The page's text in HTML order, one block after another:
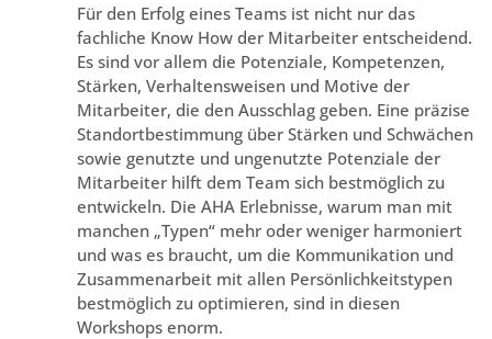
Für den Erfolg eines Teams ist nicht nur das
fachliche Know How der Mitarbeiter entscheidend.
Es sind vor allem die Potenziale, Kompetenzen,
Stärken, Verhaltensweisen und Motive der
Mitarbeiter, die den Ausschlag geben. Eine präzise
Standortbestimmung über Stärken und Schwächen
sowie genutzte und ungenutzte Potenziale der
Mitarbeiter hilft dem Team sich bestmöglich zu
entwickeln. Die AHA Erlebnisse, warum man mit
manchen „Typen“ mehr oder weniger harmoniert
und was es braucht, um die Kommunikation und
Zusammenarbeit mit allen Persönlichkeitstypen
bestmöglich zu optimieren, sind in diesen
Workshops enorm.